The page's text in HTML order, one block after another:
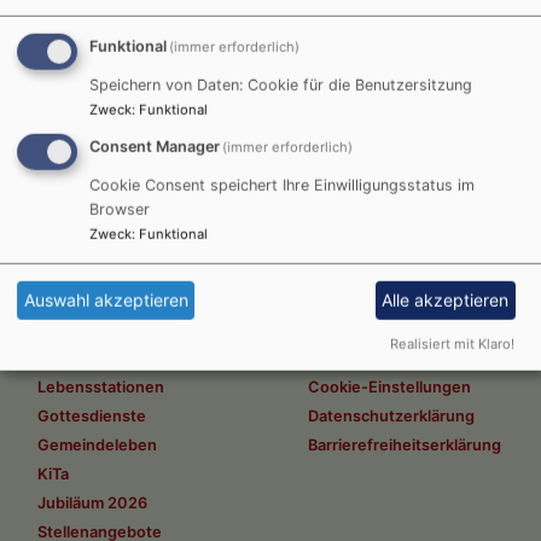
Veranstaltungen
Hauptnavigation
Lebensstationen
Gottesdienste
Gemeindeleben
KiTa
Jubiläum 2026
Stellenangebote
Fußbereichsmenü
Cookie-Einstellungen
Datenschutzerklärung
Barrierefreiheitserklärung
Funktional (immer erforderlich)
Speichern von Daten: Cookie für die Benutzersitzung
Zweck: Funktional
Consent Manager (immer erforderlich)
Cookie Consent speichert Ihre Einwilligungsstatus im
Browser
Zweck: Funktional
Auswahl akzeptieren Alle akzeptieren
Realisiert mit Klaro!